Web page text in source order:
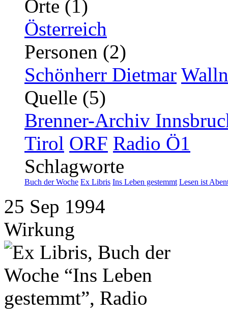
Orte (1)
Österreich
Personen (2)
Schönherr Dietmar
Quelle (5)
Brenner-Archiv
Tirol ORF Radio Ö1
Schlagworte
Buch der Woche Ex Libris Ins Leben gestemmt Lesen ist
25 Sep 1994
Wirkung